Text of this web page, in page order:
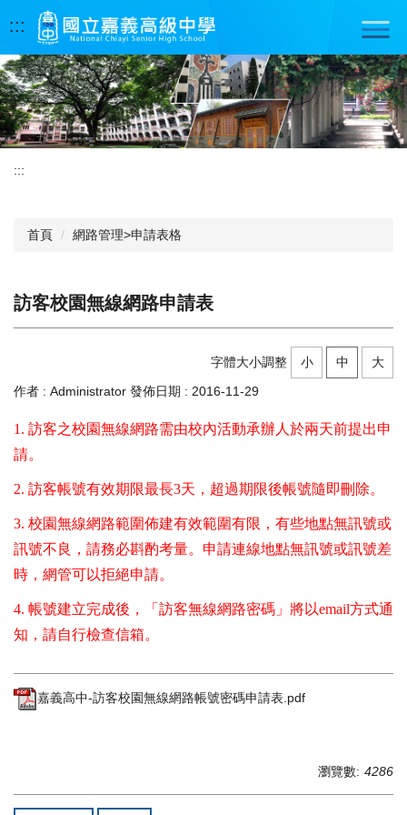
到
要
內
容
區
:::
:::
首頁 網路管理>申請表格
訪客校園無線網路申請表
字體大小調整 小 中
大
作者 : Administrator 發佈日期 : 2016-11-29
1. 訪客之校園無線網路需由校內活動承辦人於兩天前提出申
請。
2. 訪客帳號有效期限最長3天，超過期限後帳號隨即刪除。
3. 校園無線網路範圍佈建有效範圍有限，有些地點無訊號或
訊號不良，請務必斟酌考量。申請連線地點無訊號或訊號差
時，網管可以拒絕申請。
4. 帳號建立完成後，「訪客無線網路密碼」將以email方式通
知，請自行檢查信箱。
嘉義高中-訪客校園無線網路帳號密碼申請表.pdf
瀏覽數: 4286